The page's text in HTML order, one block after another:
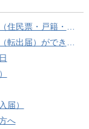
籍・国民年金関係）
届）ができます
届）
へ